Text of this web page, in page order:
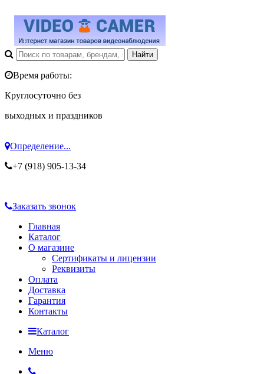
Время работы:
Круглосуточно без
выходных и праздников
Определение...
+7 (918) 905-13-34
Заказать звонок
Главная
Каталог
О магазине
Сертификаты и лицензии
Реквизиты
Оплата
Доставка
Гарантия
Контакты
Каталог
Меню